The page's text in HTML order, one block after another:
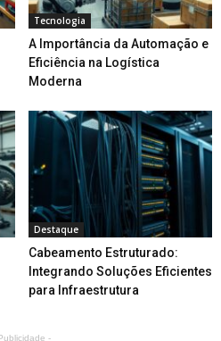
Tecnologia
A Importância da Automação e
Eficiência na Logística
Moderna
Destaque
Cabeamento Estruturado:
Integrando Soluções Eficientes
para Infraestrutura
-